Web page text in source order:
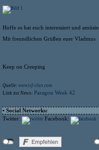
Hoffe es hat euch interessiert und
Mit freundlichen Grüßen euer Vladmus
Keep on Creeping
Quelle: www.isf-clan.com
Link zur News: Paragon Week 42
• Social Networks:
Twitter:
Facebook: